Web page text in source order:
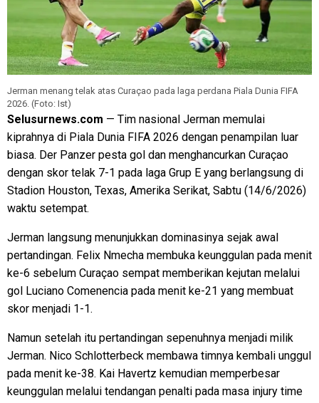
Jerman menang telak atas Curaçao pada laga perdana Piala Dunia FIFA
2026. (Foto: Ist)
Selusurnews.com — Tim nasional Jerman memulai
kiprahnya di Piala Dunia FIFA 2026 dengan penampilan luar
biasa. Der Panzer pesta gol dan menghancurkan Curaçao
dengan skor telak 7-1 pada laga Grup E yang berlangsung di
Stadion Houston, Texas, Amerika Serikat, Sabtu (14/6/2026)
waktu setempat.
Jerman langsung menunjukkan dominasinya sejak awal
pertandingan. Felix Nmecha membuka keunggulan pada menit
ke-6 sebelum Curaçao sempat memberikan kejutan melalui
gol Luciano Comenencia pada menit ke-21 yang membuat
skor menjadi 1-1.
Namun setelah itu pertandingan sepenuhnya menjadi milik
Jerman. Nico Schlotterbeck membawa timnya kembali unggul
pada menit ke-38. Kai Havertz kemudian memperbesar
keunggulan melalui tendangan penalti pada masa injury time